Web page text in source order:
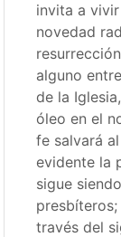
invita a
novedad
alguno
de la
óleo en el
fe salvará
evidente la
sigue
través del